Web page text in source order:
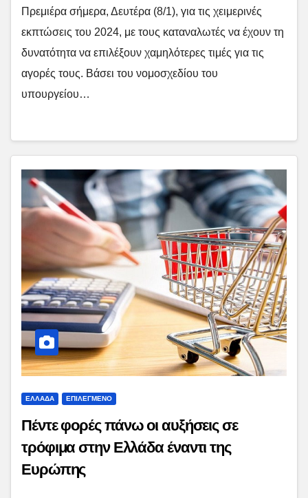
Πρεμιέρα σήμερα, Δευτέρα (8/1), για τις χειμερινές
εκπτώσεις του 2024, με τους καταναλωτές να έχουν τη
δυνατότητα να επιλέξουν χαμηλότερες τιμές για τις
αγορές τους. Βάσει του νομοσχεδίου του
υπουργείου…
ΕΛΛΑΔΑ ΕΠΙΛΕΓΜΕΝΟ
Πέντε φορές πάνω οι αυξήσεις σε
τρόφιμα στην Ελλάδα έναντι της
Ευρώπης